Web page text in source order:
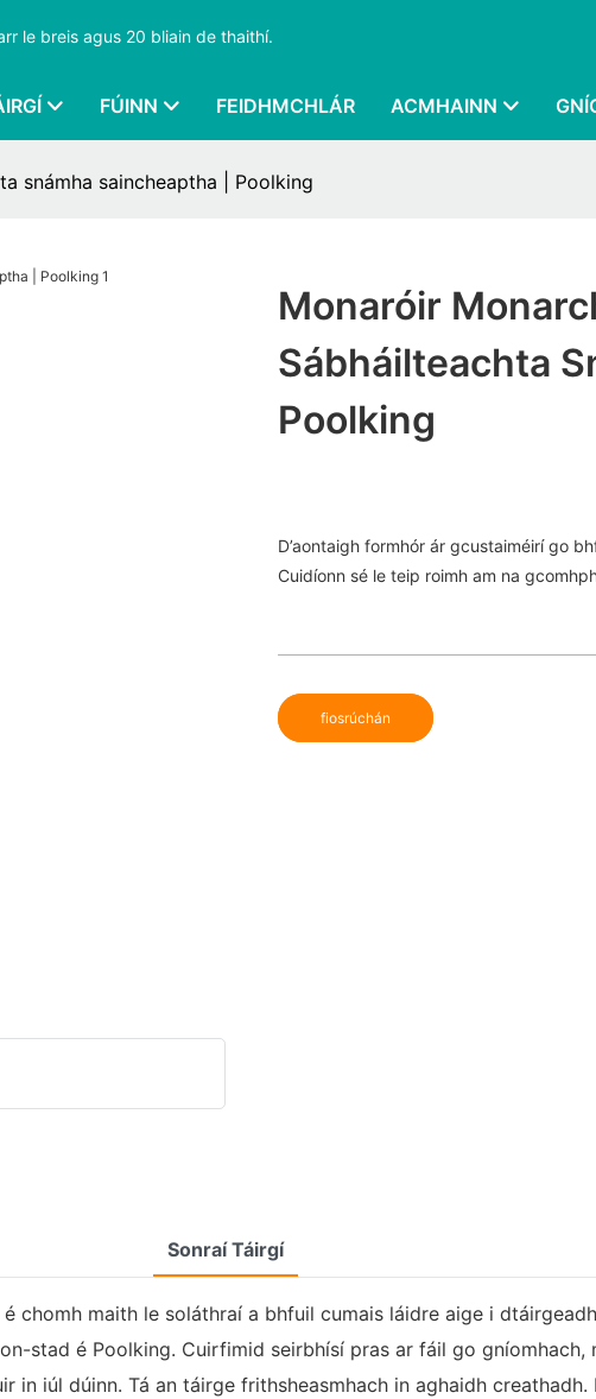
le breis agus 20 bliain de thaithí.
FÚINN FEIDHMCHLÁR ACMHAINN
snámha saincheaptha | Poolking
Monaróir
Sábháilteachta
Poolking
D’aontaigh formhór ár gcustaiméirí go
Cuidíonn sé le teip roimh am na
fiosrúchán
Sonraí Táirgí
chomh maith le soláthraí a bhfuil cumais láidre aige i
stad é Poolking. Cuirfimid seirbhísí pras ar fáil go gníomhach,
iúl dúinn. Tá an táirge frithsheasmhach in aghaidh